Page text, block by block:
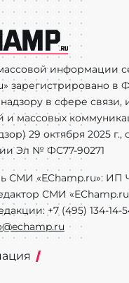
информации
зарегистрировано в
в сфере
и массовых
29 октября 2025 г.,
Эл № ФС77-90271
СМИ «EChamp.ru»: ИП
СМИ
+7 (495) 134-14-